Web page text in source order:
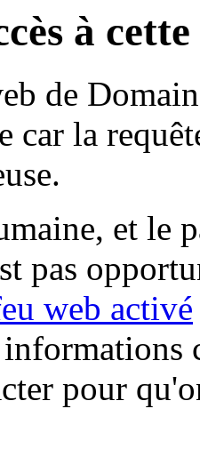
à
de
car la
et le
pas
web activé
pour